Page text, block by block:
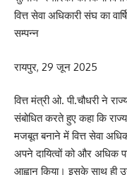
वित्त सेवा अधिकारी संघ का
सम्पन्न
रायपुर, 29 जून 2025
वित्त मंत्री ओ. पी.चौधरी ने
संबोधित करते हुए कहा कि
मजबूत बनाने में वित्त सेवा
अपने दायित्वों को और अधिक
आह्वान किया। इसके साथ ही